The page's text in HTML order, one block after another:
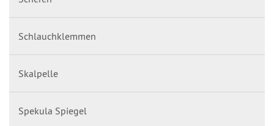
Schlauchklemmen
Skalpelle
Spekula Spiegel